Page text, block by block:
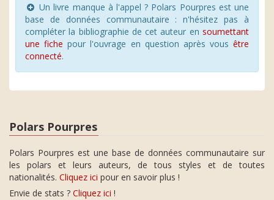
Un livre manque à l'appel ? Polars Pourpres est une
base de données communautaire : n'hésitez pas à
compléter la bibliographie de cet auteur en soumettant
une fiche pour l'ouvrage en question après vous être
connecté.
Polars Pourpres
Polars Pourpres est une base de données communautaire sur
les polars et leurs auteurs, de tous styles et de toutes
nationalités. Cliquez ici pour en savoir plus !
Envie de stats ? Cliquez ici !